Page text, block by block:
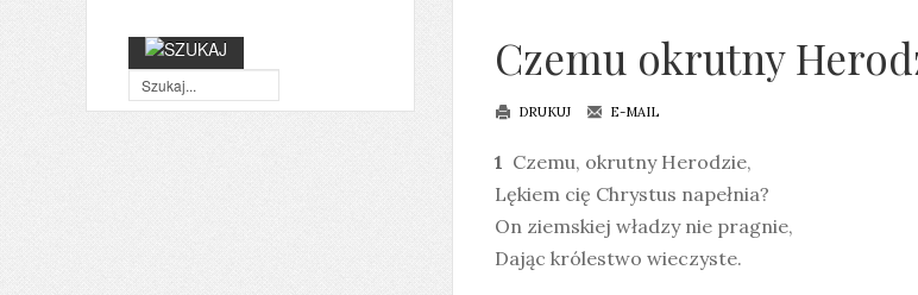
Czemu okrutny
DRUKUJ E-MAIL
1 Czemu, okrutny Herodzie,
Lękiem cię Chrystus napełnia?
On ziemskiej władzy nie pragnie,
Dając królestwo wieczyste.